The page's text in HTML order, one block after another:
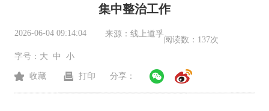
集中整治工作
2026-06-04 09:14:04 来源： 线上道孚
阅读数： 137次
字号： 大 中 小
收藏 打印 分享：